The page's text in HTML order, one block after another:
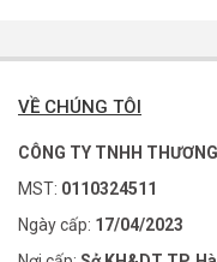
VỀ CHÚNG TÔI
CÔNG TY TNHH
MST: 0110324511
Ngày cấp: 17/04/2023